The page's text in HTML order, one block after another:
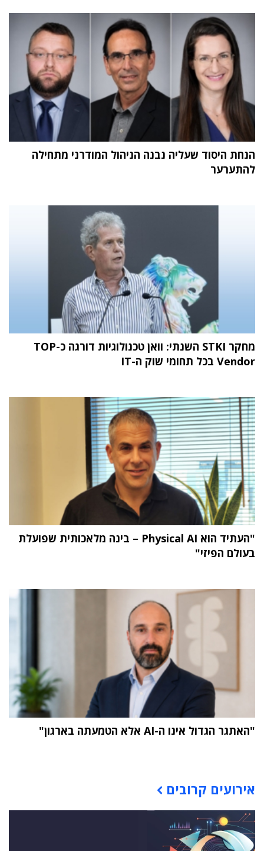
הנחת היסוד שעליה נבנה הניהול המודרני מתחילה
להתערער
מחקר STKI השנתי: וואן טכנולוגיות דורגה כ-TOP
Vendor בכל תחומי שוק ה-IT
"העתיד הוא Physical AI – בינה מלאכותית שפועלת
בעולם הפיזי"
"האתגר הגדול אינו ה-AI אלא הטמעתה בארגון"
אירועים קרובים